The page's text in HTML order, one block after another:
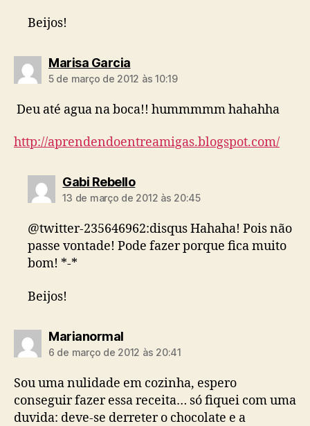
Beijos!
Marisa Garciadiz:
5 de março de 2012 às 10:19
Deu até agua na boca!! hummmmm hahahha
http://aprendendoentreamigas.blogspot.com/
Gabi Rebellodiz:
13 de março de 2012 às 20:45
@twitter-235646962:disqus Hahaha! Pois não
passe vontade! Pode fazer porque fica muito
bom! *-*
Beijos!
Marianormaldiz:
6 de março de 2012 às 20:41
Sou uma nulidade em cozinha, espero
conseguir fazer essa receita… só fiquei com uma
duvida: deve-se derreter o chocolate e a